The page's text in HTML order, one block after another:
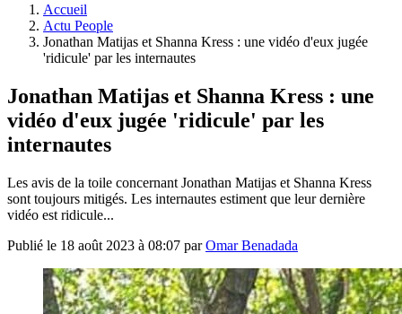
Accueil
Actu People
Jonathan Matijas et Shanna Kress : une vidéo d'eux jugée
'ridicule' par les internautes
Jonathan Matijas et Shanna Kress : une
vidéo d'eux jugée 'ridicule' par les
internautes
Les avis de la toile concernant Jonathan Matijas et Shanna Kress
sont toujours mitigés. Les internautes estiment que leur dernière
vidéo est ridicule...
Publié le 18 août 2023 à 08:07 parOmar Benadada